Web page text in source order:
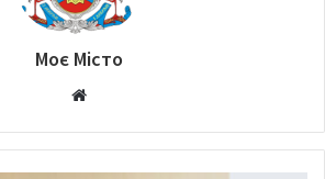
Моє Місто
s